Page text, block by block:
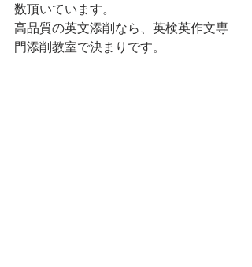
数頂いています。
高品質の英文添削なら、英検英作文専
門添削教室で決まりです。